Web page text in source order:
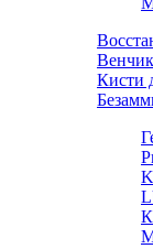
Кисти